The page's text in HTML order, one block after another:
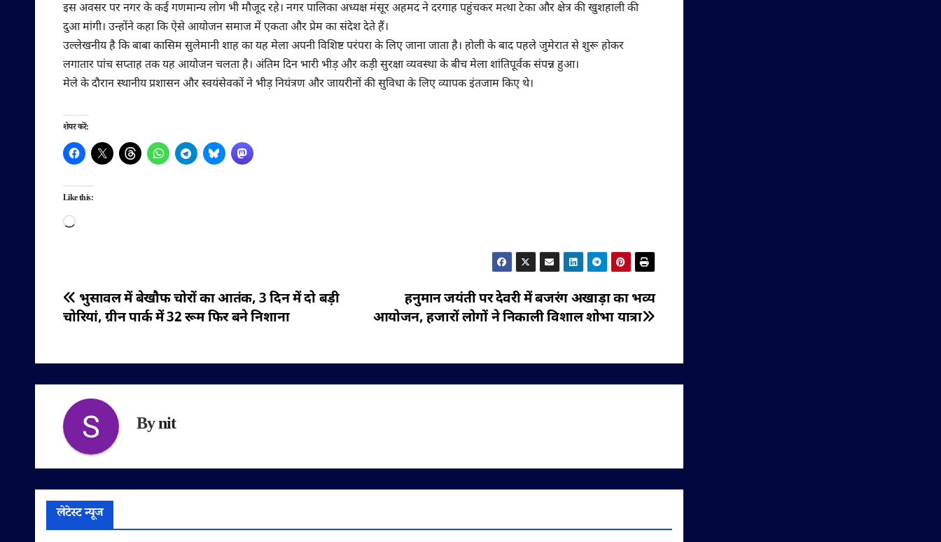
इस अवसर पर नगर के कई गणमान्य लोग भी मौजूद रहे। नगर पालिका अध्यक्ष मंसूर अहमद ने दरगाह पहुंचकर मत्था टेका और क्षेत्र की खुशहाली की
दुआ मांगी। उन्होंने कहा कि ऐसे आयोजन समाज में एकता और प्रेम का संदेश देते हैं।
उल्लेखनीय है कि बाबा कासिम सुलेमानी शाह का यह मेला अपनी विशिष्ट परंपरा के लिए जाना जाता है। होली के बाद पहले जुमेरात से शुरू होकर
लगातार पांच सप्ताह तक यह आयोजन चलता है। अंतिम दिन भारी भीड़ और कड़ी सुरक्षा व्यवस्था के बीच मेला शांतिपूर्वक संपन्न हुआ।
मेले के दौरान स्थानीय प्रशासन और स्वयंसेवकों ने भीड़ नियंत्रण और जायरीनों की सुविधा के लिए व्यापक इंतजाम किए थे।
शेयर करें:
Like this:
Loading…
पोस्ट
नेविगेशन
हनुमान जयंती पर देवरी में बजरंग अखाड़ा का भव्य
आयोजन, हजारों लोगों ने निकाली विशाल शोभा यात्रा
भुसावल में बेखौफ चोरों का आतंक, 3 दिन में दो बड़ी
चोरियां, ग्रीन पार्क में 32 रूम फिर बने निशाना
Bynit
लेटेस्ट न्यूज